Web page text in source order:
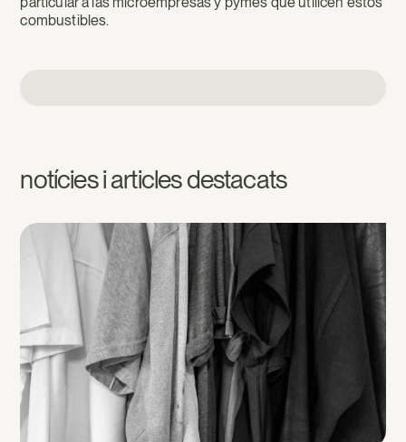
combustibles.
notícies i articles destacats